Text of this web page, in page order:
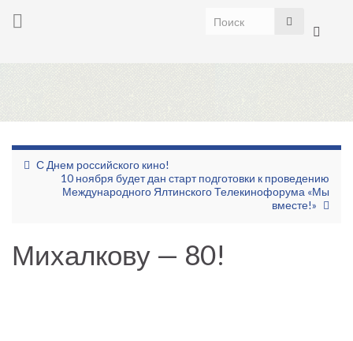
Toggle
С Днем российского кино!
10 ноября будет дан старт подготовки к проведению
Международного Ялтинского Телекинофорума «Мы
вместе!»
Михалкову — 80!